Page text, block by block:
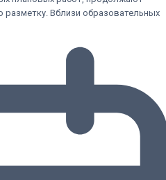
Вблизи образовательных